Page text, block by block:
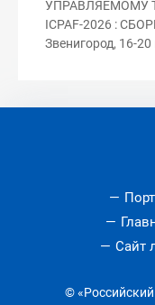
УПРАВЛЯЕМОМУ
ICPAF-2026 :
Звенигород, 16-
Сайт
©